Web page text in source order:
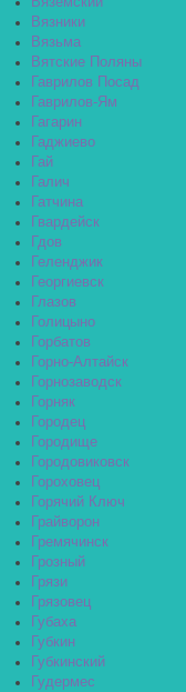
Вязники
Вязьма
Вятские Поляны
Гаврилов Посад
Гаврилов-Ям
Гагарин
Гаджиево
Гай
Галич
Гатчина
Гвардейск
Гдов
Геленджик
Георгиевск
Глазов
Голицыно
Горбатов
Горно-Алтайск
Горнозаводск
Горняк
Городец
Городище
Городовиковск
Гороховец
Горячий Ключ
Грайворон
Гремячинск
Грозный
Грязи
Грязовец
Губаха
Губкин
Губкинский
Гудермес